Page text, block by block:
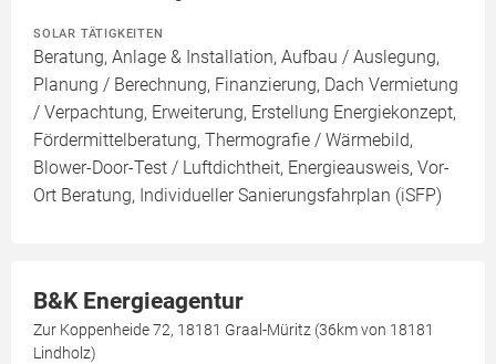
SOLAR TÄTIGKEITEN
Beratung, Anlage & Installation, Aufbau / Auslegung,
Planung / Berechnung, Finanzierung, Dach Vermietung
/ Verpachtung, Erweiterung, Erstellung Energiekonzept,
Fördermittelberatung, Thermografie / Wärmebild,
Blower-Door-Test / Luftdichtheit, Energieausweis, Vor-
Ort Beratung, Individueller Sanierungsfahrplan (iSFP)
B&K Energieagentur
Zur Koppenheide 72, 18181 Graal-Müritz (36km von 18181
Lindholz)